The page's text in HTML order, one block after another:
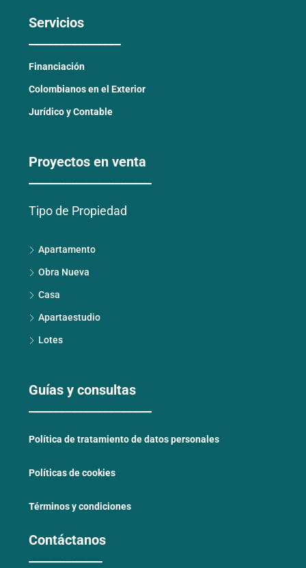
Servicios
Financiación
Colombianos en el Exterior
Jurídico y Contable
Proyectos en venta
Tipo de Propiedad
Apartamento
Obra Nueva
Casa
Apartaestudio
Lotes
Guías y consultas
Política de tratamiento de datos personales
Políticas de cookies
Términos y condiciones
Contáctanos